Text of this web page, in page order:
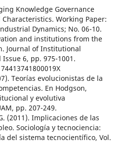
Knowledge Governance
Working Paper:
Dynamics; No. 06-10.
and institutions from the
Journal of Institutional
Issue 6, pp. 975-1001.
Teorías evolucionistas de la
En Hodgson,
y evolutiva
pp. 207-249.
(2011). Implicaciones de las
Sociología y tecnociencia:
del sistema tecnocientífico, Vol.